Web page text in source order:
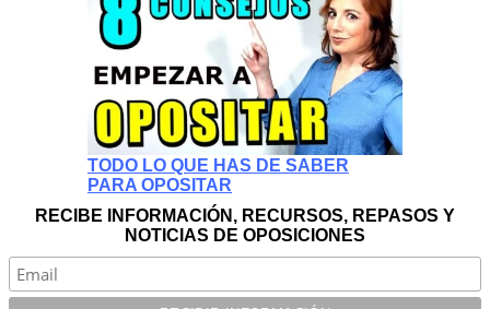
TODO LO QUE HAS DE SABER
PARA OPOSITAR
RECIBE INFORMACIÓN, RECURSOS, REPASOS Y
NOTICIAS DE OPOSICIONES